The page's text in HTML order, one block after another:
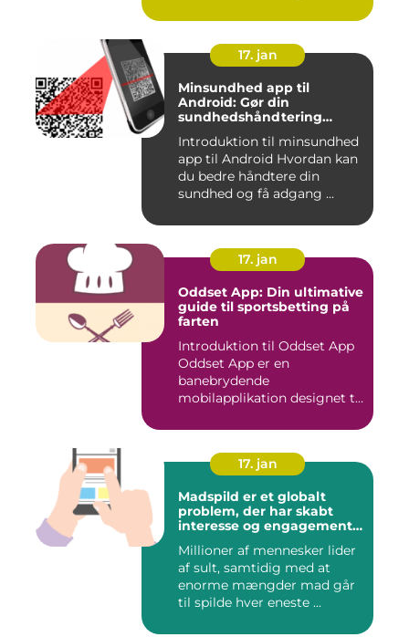
17. jan
Minsundhed app til
Android: Gør din
sundhedshåndtering
Introduktion til minsundhed
app til Android Hvordan kan
du bedre håndtere din
sundhed og få adgang ...
17. jan
Oddset App: Din ultimative
guide til sportsbetting på
farten
Introduktion til Oddset App
Oddset App er en
banebrydende
mobilapplikation designet til
17. jan
Madspild er et globalt
problem, der har skabt
interesse og engagement
mennesker verden over
Millioner af mennesker lider
af sult, samtidig med at
enorme mængder mad går
til spilde hver eneste ...